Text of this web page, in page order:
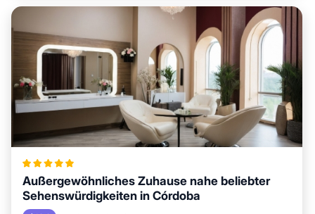
Außergewöhnliches Zuhause nahe beliebter
Sehenswürdigkeiten in Córdoba